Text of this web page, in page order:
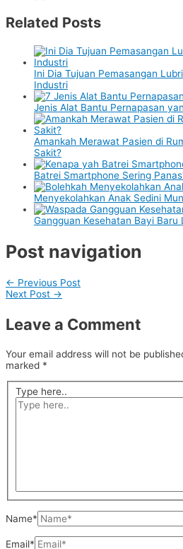
Related Posts
Ini Dia Tujuan Pemasangan
Industri
Jenis Alat Bantu Pernapasan
Amankah Merawat Pasien di
Sakit?
Batrei Smartphone Sering
Menyekolahkan Anak Sedini
Gangguan Kesehatan Bayi Baru
Post navigation
← Previous Post
Next Post →
Leave a Comment
Your email address will not be
marked *
Type here..
Name*
Email*